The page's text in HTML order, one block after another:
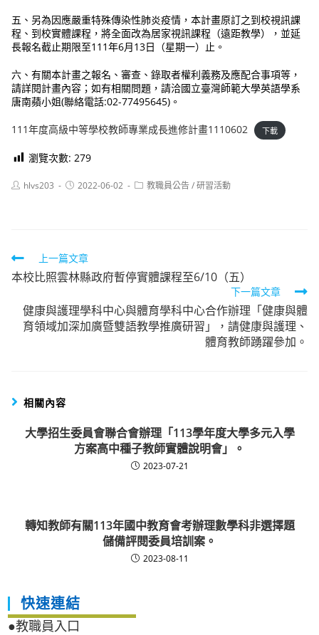
五、另為因應嚴重特殊傳染性肺炎疫情，本計畫原訂之到校視訊課
程、到校實體課程，將全面改為居家視訊課程（遠距教學），並延
長報名截止期限至111年6月13日（星期一）止。
六、有關本計畫之報名、審查、錄取者權利義務及應配合事項等，
請詳閱計畫內容；如有相關問題，請洽國立臺灣師範大學英語學系
唐南蘋小姐(聯絡電話:02-77495645)。
111年度高級中等學校教師專業成長進修計畫1110602 下載
瀏覽次數: 279
Posthlvs203
Post2022-06-02
Post教職員公告/研習活動
Read
more
articles
上一篇文章
本校比照雲林縣政府暫停實體課程至6/10（五）
下一篇文章
健康與護理學科中心與體育學科中心合作辦理「健康與體
育領域加深加廣暨雙語教學推廣研習」，請健康與護理、
體育教師踴躍參加。
相關內容
大學招生委員會聯合會辦理「113學年度大學多元入學
方案高中種子教師實體說明會」。
2023-07-21
轉知教師有關113年國中教育會考辦理數學科非選擇題
儲備評閱委員培訓案。
2023-08-11
快速連結
●教職員入口